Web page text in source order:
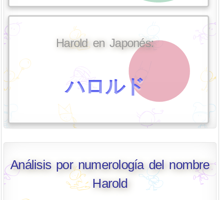
Harold en Japonés:
ハロルド
Análisis por numerología del nombre
Harold